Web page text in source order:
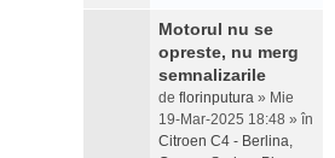
Motorul nu se
opreste, nu merg
semnalizarile
de florinputura » Mie
19-Mar-2025 18:48 » în
Citroen C4 - Berlina,